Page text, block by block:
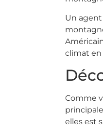
Un
climat en
Comme
elles est